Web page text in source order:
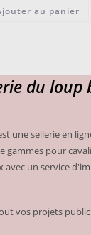
au panier
du loup
une sellerie en
gammes pour
avec un service
vos projets